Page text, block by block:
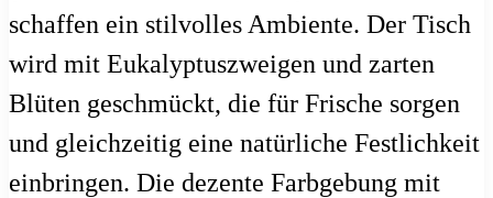
schaffen ein stilvolles Ambiente. Der Tisch
wird mit Eukalyptuszweigen und zarten
Blüten geschmückt, die für Frische sorgen
und gleichzeitig eine natürliche Festlichkeit
einbringen. Die dezente Farbgebung mit